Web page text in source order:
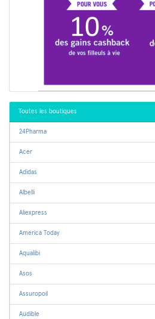
Toutes les boutiques
24Pharma
Acer
Adidas
Albelli
Aliexpress
America Today
Aqualibi
Asos
Assuropoil
Audible